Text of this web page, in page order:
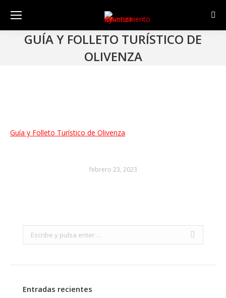
GUÍA Y FOLLETO TURÍSTICO DE
OLIVENZA
Guía y Folleto Turístico de Olivenza
febrero 23, 2023
Search:
Entradas recientes